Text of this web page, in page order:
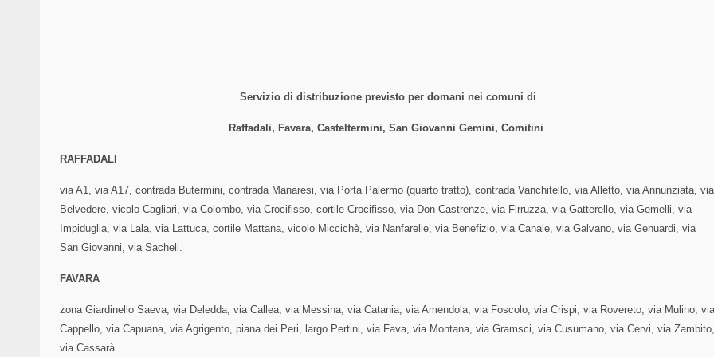
Servizio di distribuzione previsto per domani nei comuni di
Raffadali, Favara, Casteltermini, San Giovanni Gemini, Comitini
RAFFADALI
via A1, via A17, contrada Butermini, contrada Manaresi, via Porta Palermo (quarto tratto), contrada Vanchitello, via Alletto, via Annunziata, via
Belvedere, vicolo Cagliari, via Colombo, via Crocifisso, cortile Crocifisso, via Don Castrenze, via Firruzza, via Gatterello, via Gemelli, via
Impiduglia, via Lala, via Lattuca, cortile Mattana, vicolo Miccichè, via Nanfarelle, via Benefizio, via Canale, via Galvano, via Genuardi, via
San Giovanni, via Sacheli.
FAVARA
zona Giardinello Saeva, via Deledda, via Callea, via Messina, via Catania, via Amendola, via Foscolo, via Crispi, via Rovereto, via Mulino, via
Cappello, via Capuana, via Agrigento, piana dei Peri, largo Pertini, via Fava, via Montana, via Gramsci, via Cusumano, via Cervi, via Zambito,
via Cassarà.